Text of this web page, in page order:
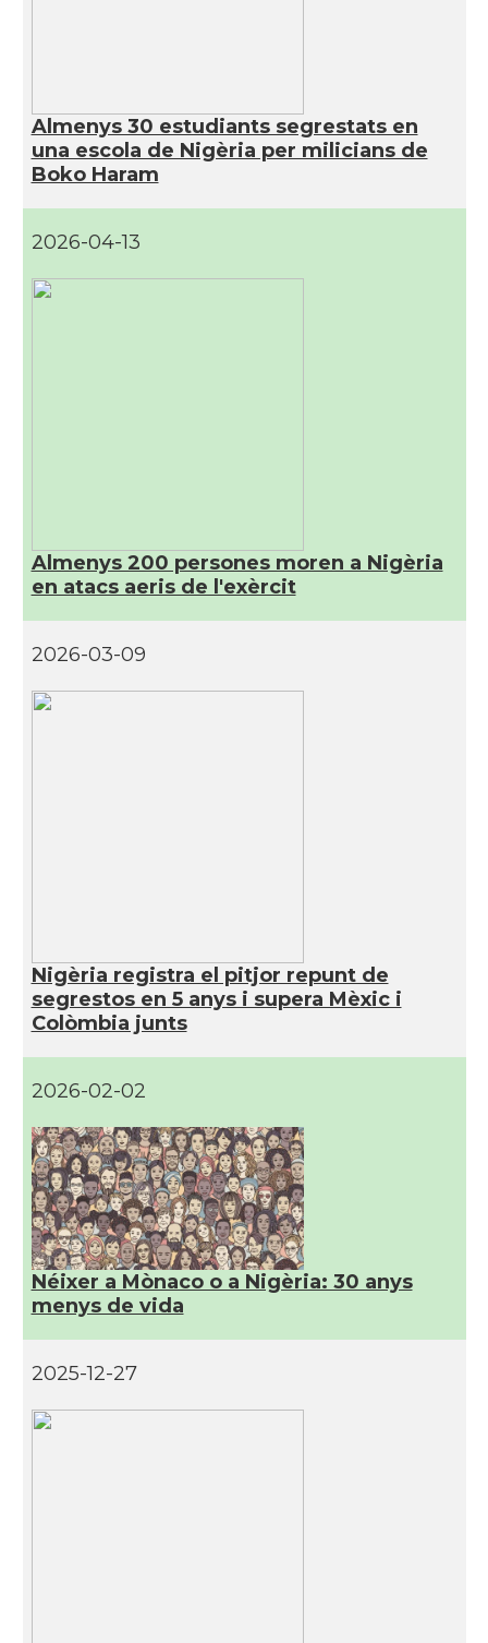
Almenys 30 estudiants segrestats en
una escola de Nigèria per milicians de
Boko Haram
2026-04-13
Almenys 200 persones moren a Nigèria
en atacs aeris de l'exèrcit
2026-03-09
Nigèria registra el pitjor repunt de
segrestos en 5 anys i supera Mèxic i
Colòmbia junts
2026-02-02
Néixer a Mònaco o a Nigèria: 30 anys
menys de vida
2025-12-27